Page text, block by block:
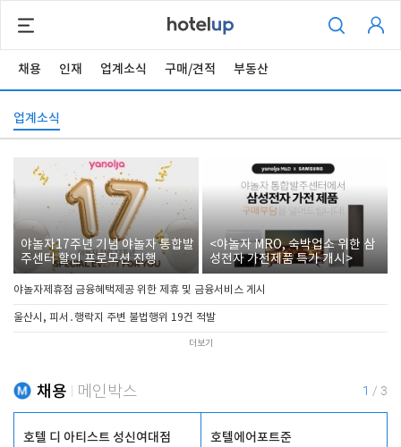
채용 인재 업계소식 구매/견적 부동산
업계소식
야놀자17주년 기념 야놀자 통합발
주센터 할인 프로모션 진행
<야놀자 MRO, 숙박업소 위한 삼
성전자 가전제품 특가 개시>
야놀자제휴점 금융혜택제공 위한 제휴 및 금융서비스 게시
울산시, 피서․행락지 주변 불법행위 19건 적발
더보기
채용 메인박스 1 / 3
호텔 디 아티스트 성신여대점 호텔에어포트준